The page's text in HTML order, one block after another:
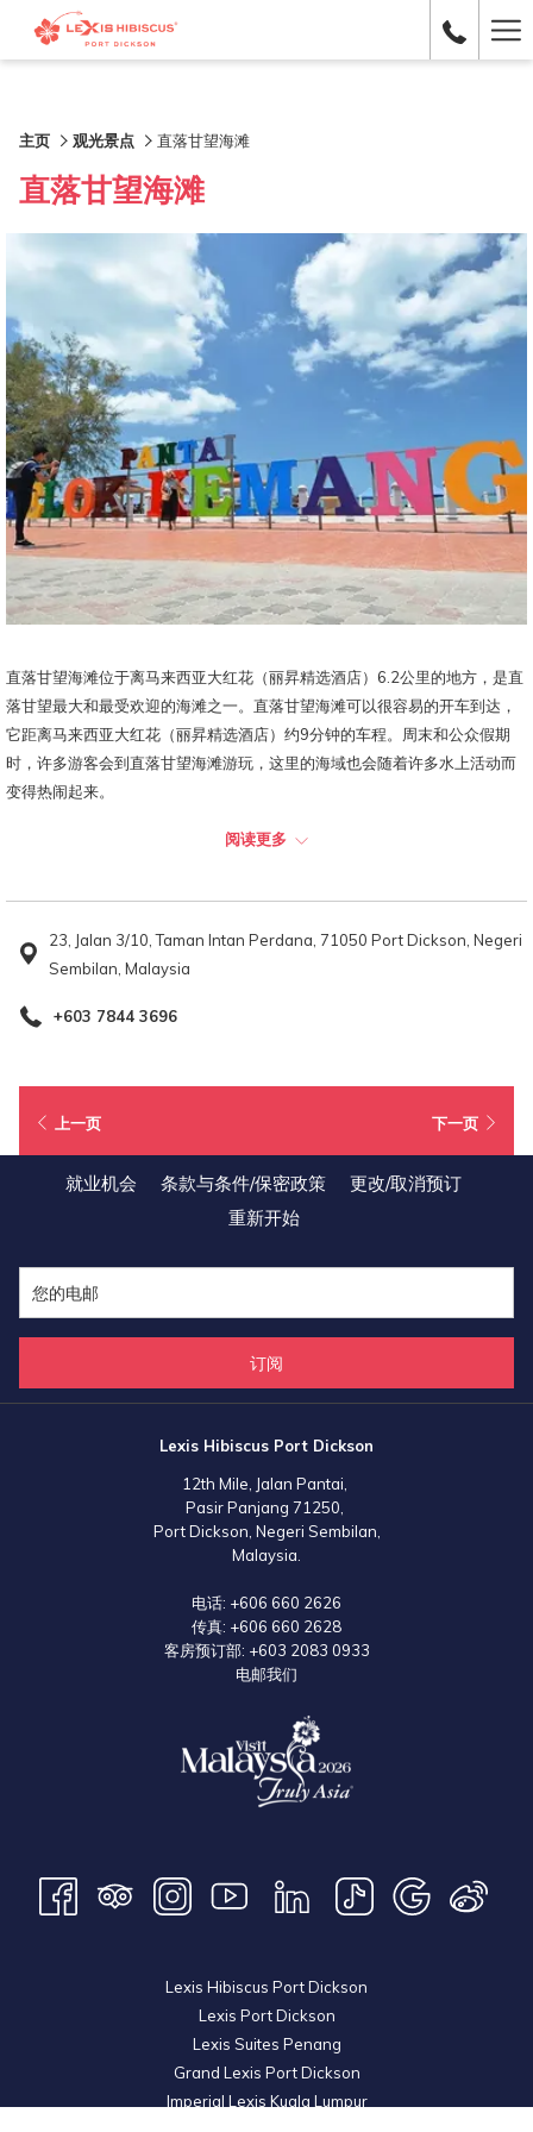
主页 观光景点 直落甘望海滩
直落甘望海滩
直落甘望海滩位于离马来西亚大红花（丽昇精选酒店）6.2公里的地方，是直
落甘望最大和最受欢迎的海滩之一。直落甘望海滩可以很容易的开车到达，
它距离马来西亚大红花（丽昇精选酒店）约9分钟的车程。周末和公众假期
时，许多游客会到直落甘望海滩游玩，这里的海域也会随着许多水上活动而
变得热闹起来。
直落甘望海滩是当地人的最爱，特别是那些喜欢水上运动的，因为这里是装
水上摩托车和更多。除了在海边游泳或在海滩上享受海风，你还可以尝试一
些冒险的事情，如滑水或滑伞。对于那些喜欢团体活动的人，你可以享受香
蕉船或皮划艇。游客也可以租快艇到附近的海滩或沿着波德申海岸线的小岛
舒适和方便的海滩之一，因为这里有各式各样的设施，如停车场、淋浴设
施、洗手间及售卖纪念品的摊位。从波德申直落甘望驾车前往马来西亚大红
花（丽昇精选酒店）绝对是一个令人难忘的经验，因为沿海公路环绕着海岸
线所以游客可以欣赏到海岸线和大海的壮观景色。
此度过一个有趣和难忘的假期！
阅读更多
23, Jalan 3/10, Taman Intan Perdana, 71050 Port Dickson, Negeri
Sembilan, Malaysia
+603 7844 3696
上一页 下一页
就业机会 条款与条件/保密政策
更改/取消预订
重新开始
订阅
Lexis Hibiscus Port Dickson
12th Mile, Jalan Pantai,
Pasir Panjang 71250,
Port Dickson, Negeri Sembilan,
Malaysia.
电话: +606 660 2626
传真: +606 660 2628
客房预订部: +603 2083 0933
电邮我们
Lexis Hibiscus Port Dickson
Lexis Port Dickson
Lexis Suites Penang
Grand Lexis Port Dickson
Imperial Lexis Kuala Lumpur